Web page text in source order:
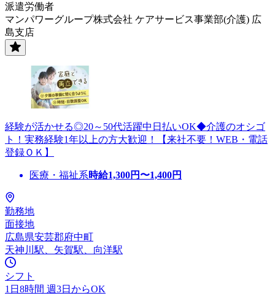
派遣労働者
マンパワーグループ株式会社 ケアサービス事業部(介護) 広
島支店
経験が活かせる◎20～50代活躍中日払いOK◆介護のオシゴ
ト！実務経験1年以上の方大歓迎！【来社不要！WEB・電話
登録ＯＫ】
医療・福祉系時給1,300円〜1,400円
勤務地
面接地
広島県安芸郡府中町
天神川駅、矢賀駅、向洋駅
シフト
1日8時間 週3日からOK